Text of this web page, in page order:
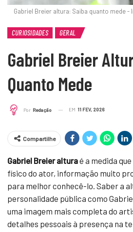
Gabriel Breier altura: Saiba quanto mede -
CURIOSIDADES GERAL
Gabriel Breier
Quanto Mede
Por Redação EM 11 FEV, 2026
Compartilhe
Gabriel Breier alturaé a medida
físico do ator, informação muito
para melhor conhecê-lo. Saber a
personalidade pública como
uma imagem mais completa do
detalhes pessoais à presença na